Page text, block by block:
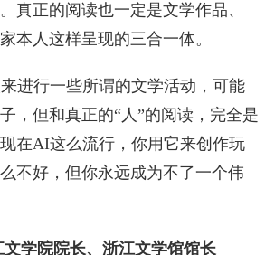
真正的阅读也一定是文学作品、
本人这样呈现的三合一体。
进行一些所谓的文学活动，可能
，但和真正的“人”的阅读，完全是
在AI这么流行，你用它来创作玩
不好，但你永远成为不了一个伟
学院院长、浙江文学馆馆长